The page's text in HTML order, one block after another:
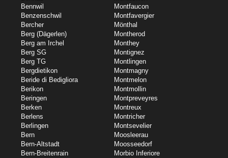
Bennwil
Benzenschwil
Bercher
Berg (Dägerlen)
Berg am Irchel
Berg SG
Berg TG
Bergdietikon
Beride di Bedigliora
Berikon
Beringen
Berken
Berlens
Berlingen
Bern
Bern-Altstadt
Bern-Breitenrain
Montfaucon
Montfavergier
Mönthal
Montherod
Monthey
Montignez
Montlingen
Montmagny
Montmelon
Montmollin
Montpreveyres
Montreux
Montricher
Montsevelier
Moosleerau
Moosseedorf
Morbio Inferiore